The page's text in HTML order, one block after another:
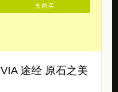
VIA 途经 原石之美
去购买